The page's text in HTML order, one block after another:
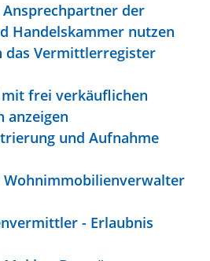
der
Handelskammer nutzen
das Vermittlerregister
mit frei verkäuflichen
anzeigen
und Aufnahme
Wohnimmobilienverwalter
- Erlaubnis